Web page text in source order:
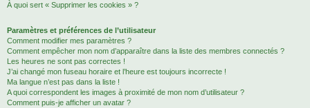
À quoi sert « Supprimer les cookies » ?
Paramètres et préférences de l’utilisateur
Comment modifier mes paramètres ?
Comment empêcher mon nom d’apparaître dans la liste des membres connectés ?
Les heures ne sont pas correctes !
J’ai changé mon fuseau horaire et l’heure est toujours incorrecte !
Ma langue n’est pas dans la liste !
A quoi correspondent les images à proximité de mon nom d’utilisateur ?
Comment puis-je afficher un avatar ?